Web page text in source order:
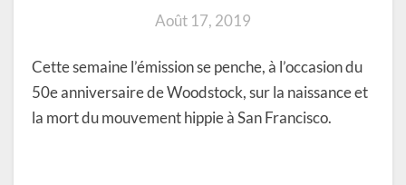
Août 17, 2019
Cette semaine l’émission se penche, à l’occasion du
50e anniversaire de Woodstock, sur la naissance et
la mort du mouvement hippie à San Francisco.